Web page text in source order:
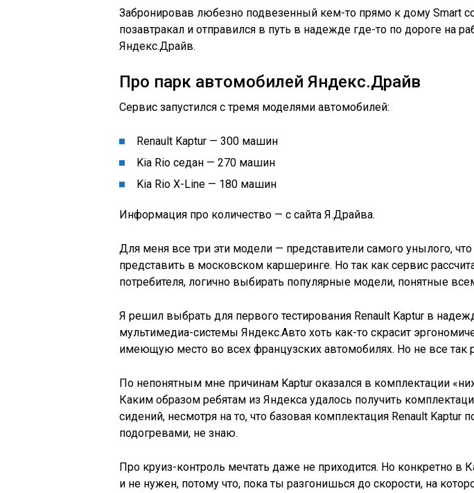
Забронировав любезно подвезенный кем-то прямо к дому Smart
позавтракал и отправился в путь в надежде где-то по дороге на
Яндекс.Драйв.
Про парк автомобилей Яндекс.Драйв
Сервис запустился с тремя моделями автомобилей:
Renault Kaptur — 300 машин
Kia Rio седан — 270 машин
Kia Rio X-Line — 180 машин
Информация про количество — с сайта Я.Драйва.
Для меня все три эти модели — представители самого унылого,
представить в московском каршеринге. Но так как сервис
потребителя, логично выбирать популярные модели, понятные
Я решил выбрать для первого тестирования Renault Kaptur в
мультимедиа-системы Яндекс.Авто хоть как-то скрасит
имеющую место во всех французских автомобилях. Но не все так
По непонятным мне причинам Kaptur оказался в комплектации
Каким образом ребятам из Яндекса удалось получить
сидений, несмотря на то, что базовая комплектация Renault Kaptur
подогревами, не знаю.
Про круиз-контроль мечтать даже не приходится. Но конкретно в
и не нужен, потому что, пока ты разгонишься до скорости, на